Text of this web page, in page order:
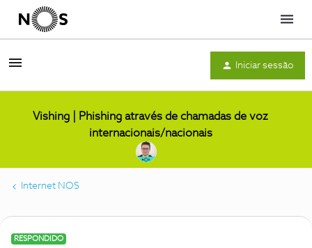
Menu
Iniciar sessão
Vishing | Phishing através de chamadas de voz
internacionais/nacionais
Internet NOS
RESPONDIDO